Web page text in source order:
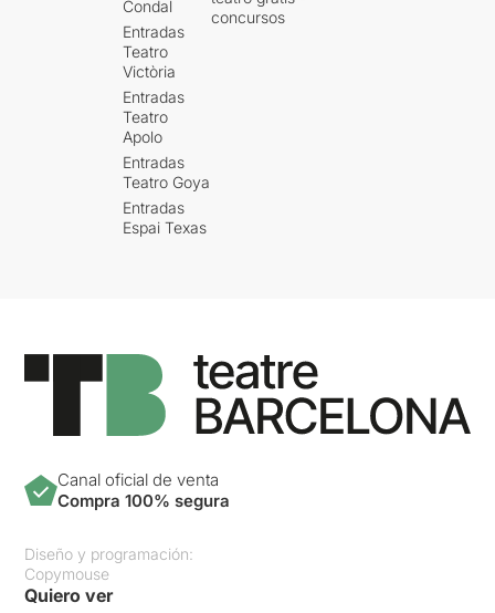
Condal
Entradas
Teatro
Victòria
Entradas
Teatro
Apolo
Entradas
Teatro Goya
Entradas
Espai Texas
concursos
Canal oficial de venta
Compra 100% segura
Diseño y programación:
Copymouse
Quiero ver